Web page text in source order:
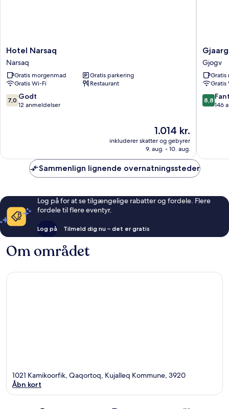
Hotel
Narsaq
Narsaq
Hotel Narsaq
Narsaq
Gratis morgenmad
Gratis parkering
Gratis Wi-Fi
Restaurant
7.0
ud
7,0 Godt
12 anmeldelser
Prisen
1.014 kr.
1.014 kr.
inkluderer skatter og gebyrer
9. aug. - 10. aug.
Gjogv
Gjogv
Gjogv
Gratis
Gratis
8.8
ud
8,8
146
Sammenlign lignende overnatningssteder
Log på for at se tilgængelige rabatter og fordele. Flere
fordele til flere eventyr.
Log på Tilmeld dig nu – det er gratis
Om området
1021 Kamikoorfik, Qaqortoq, Kujalleq Kommune, 3920
Åbn kort